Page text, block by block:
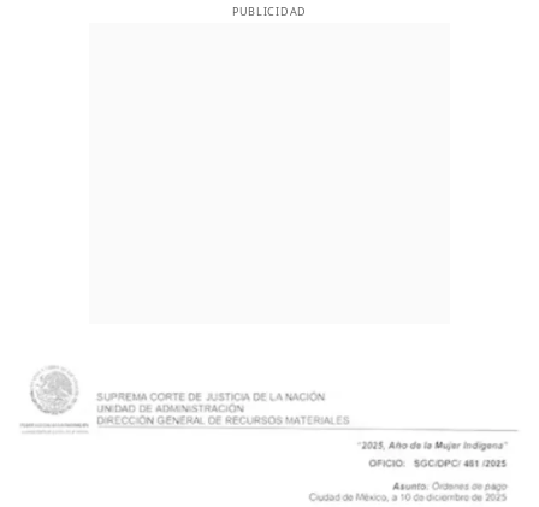
PUBLICIDAD